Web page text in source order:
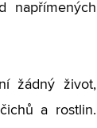
napřímených
žádný život,
a rostlin.